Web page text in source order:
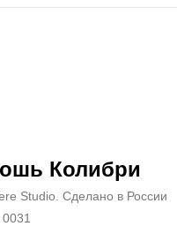
Колибри
Studio. Сделано в России
0031